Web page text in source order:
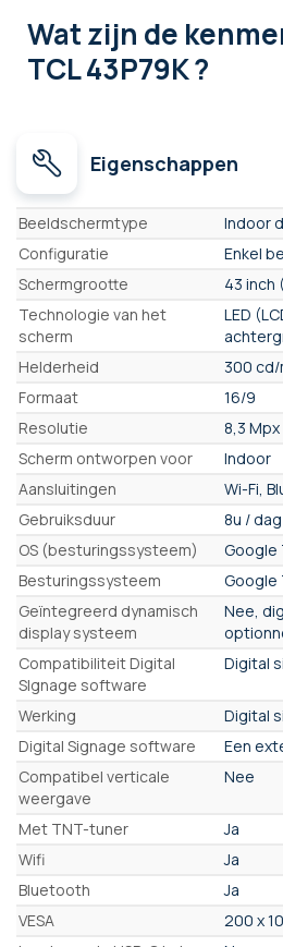
Wat zijn de
TCL 43P79K ?
Eigenschappen
Eigenschappen
Beeldschermtype
Indoor
Configuratie
Enkel
Schermgrootte
43 inch
Technologie van het
scherm
LED
Helderheid
300 cd/
Formaat
16/9
Resolutie
8,3
Scherm ontworpen voor
Indoor
Aansluitingen
Wi-Fi,
Gebruiksduur
8u / dag
OS (besturingssysteem)
Google
Besturingssysteem
Google
Geïntegreerd dynamisch
display systeem
Nee,
Compatibiliteit Digital
SIgnage software
Digital
Werking
Digital
Digital Signage software
Een
Compatibel verticale
weergave
Nee
Met TNT-tuner
Ja
Wifi
Ja
Bluetooth
Ja
VESA
200 x